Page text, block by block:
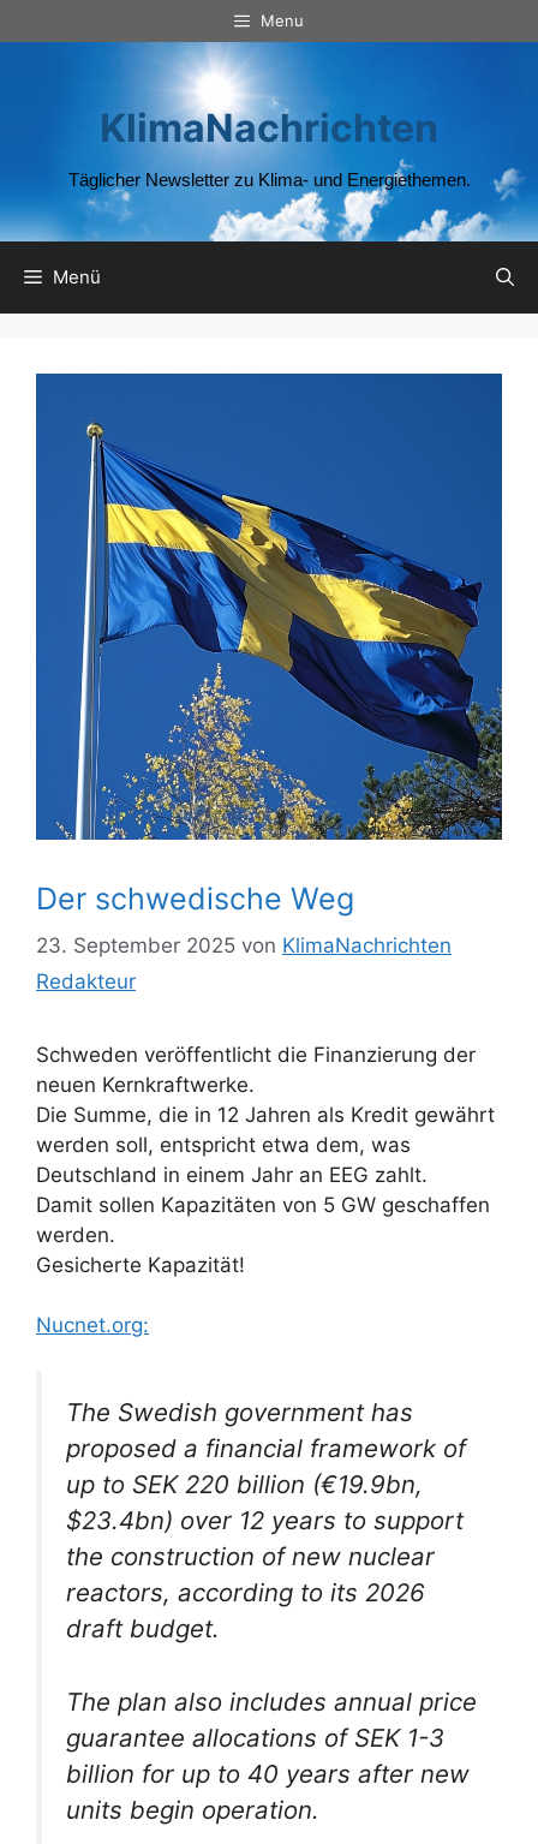
Inhalt
Menu
KlimaNachrichten
Täglicher Newsletter zu Klima- und Energiethemen.
Menü
Der schwedische Weg
23. September 2025 von KlimaNachrichten
Redakteur
Schweden veröffentlicht die Finanzierung der
neuen Kernkraftwerke.
Die Summe, die in 12 Jahren als Kredit gewährt
werden soll, entspricht etwa dem, was
Deutschland in einem Jahr an EEG zahlt.
Damit sollen Kapazitäten von 5 GW geschaffen
werden.
Gesicherte Kapazität!
Nucnet.org:
The Swedish government has
proposed a financial framework of
up to SEK 220 billion (€19.9bn,
$23.4bn) over 12 years to support
the construction of new nuclear
reactors, according to its 2026
draft budget.
The plan also includes annual price
guarantee allocations of SEK 1-3
billion for up to 40 years after new
units begin operation.